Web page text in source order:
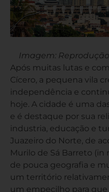
Imagem:
Após muitas lutas e
Cícero, a pequena vila
independência e
hoje. A cidade é uma
e é destaque por sua
industria, educação e
Juazeiro do Norte, de
Murilo de Sá Barreto
de pouca geografia e
um território
um empecilho para